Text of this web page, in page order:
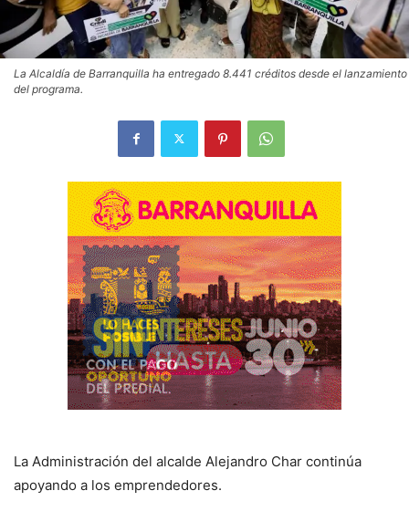
La Alcaldía de Barranquilla ha entregado 8.441 créditos desde el lanzamiento
del programa.
La Administración del alcalde Alejandro Char continúa
apoyando a los emprendedores.